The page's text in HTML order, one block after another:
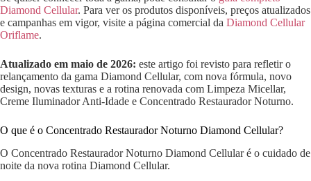
Diamond Cellular. Para ver os produtos disponíveis, preços atualizados
e campanhas em vigor, visite a página comercial da Diamond Cellular
Oriflame.
Atualizado em maio de 2026: este artigo foi revisto para refletir o
relançamento da gama Diamond Cellular, com nova fórmula, novo
design, novas texturas e a rotina renovada com Limpeza Micellar,
Creme Iluminador Anti-Idade e Concentrado Restaurador Noturno.
O que é o Concentrado Restaurador Noturno Diamond Cellular?
O Concentrado Restaurador Noturno Diamond Cellular é o cuidado de
noite da nova rotina Diamond Cellular.